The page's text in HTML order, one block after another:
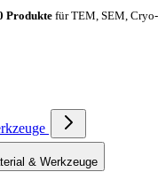
Produktefür TEM, SEM,
& Werkzeuge